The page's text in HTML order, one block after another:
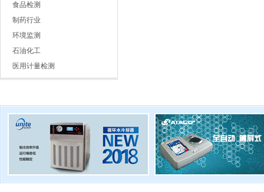
食品检测
制药行业
环境监测
石油化工
医用计量检测